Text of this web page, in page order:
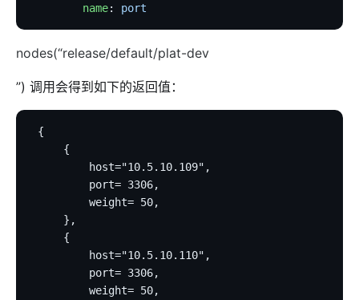
        name
: port
nodes(“release/default/plat-dev
”) 调用会得到如下的返回值：
{
     {
         host="10.5.10.109",
         port= 3306,
         weight= 50,
     },
     {
         host="10.5.10.110",
         port= 3306,
         weight= 50,